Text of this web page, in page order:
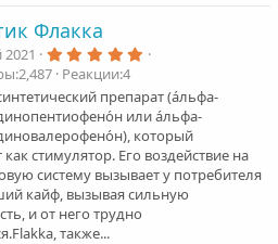
Флакка
5
0
з
в
ё
з
д
2,487 Реакции4
препарат (а́льфа-
или а́льфа-
который
как стимулятор. Его воздействие на
систему вызывает у потребителя
кайф, вызывая сильную
и от него трудно
также...